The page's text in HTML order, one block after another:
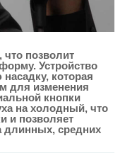
что позволит
Устройство
которая
для изменения
кнопки
на холодный, что
и позволяет
длинных, средних